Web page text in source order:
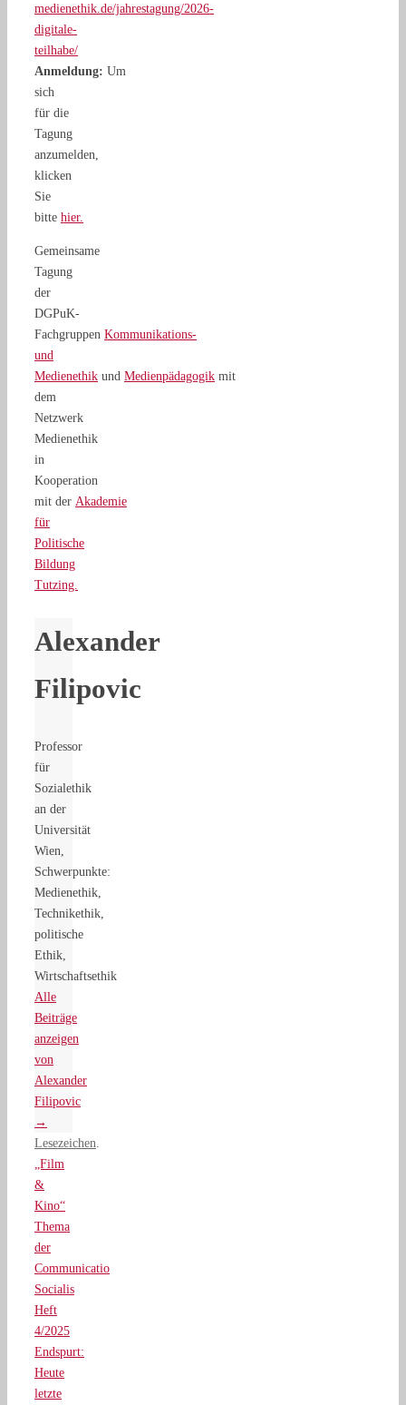
medienethik.de/jahrestagung/2026-
digitale-
teilhabe/
Anmeldung: Um
sich
für die
Tagung
anzumelden,
klicken
Sie
bitte hier.
Gemeinsame
Tagung
der
DGPuK-
Fachgruppen Kommunikations-
und
Medienethik und Medienpädagogik mit
dem
Netzwerk
Medienethik
in
Kooperation
mit der Akademie
für
Politische
Bildung
Tutzing.
Alexander
Filipovic
Professor
für
Sozialethik
an der
Universität
Wien,
Schwerpunkte:
Medienethik,
Technikethik,
politische
Ethik,
Wirtschaftsethik
Alle
Beiträge
anzeigen
von
Alexander
Filipovic
→
Lesezeichen
„Film
&
Kino“
Thema
der
Communicatio
Socialis
Heft
4/2025
Endspurt:
Heute
letzte